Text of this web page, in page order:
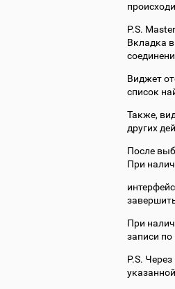
P.S.
Вкладка
Виджет
список
Также,
других
После
При
При
записи
P.S.